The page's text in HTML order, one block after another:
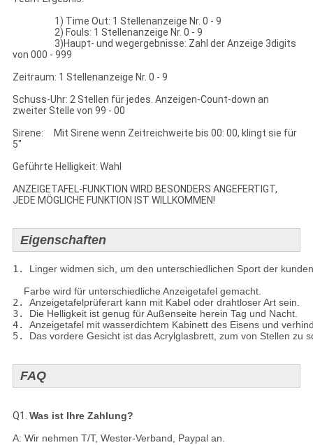
1) Time Out: 1 Stellenanzeige Nr. 0 - 9
2) Fouls: 1 Stellenanzeige Nr. 0 - 9
3)Haupt- und wegergebnisse: Zahl der Anzeige 3digits
von 000 - 999
Zeitraum: 1 Stellenanzeige Nr. 0 - 9
Schuss-Uhr: 2 Stellen für jedes. Anzeigen-Count-down an
zweiter Stelle von 99 - 00
Sirene: Mit Sirene wenn Zeitreichweite bis 00: 00, klingt sie für
5"
Geführte Helligkeit: Wahl
ANZEIGETAFEL-FUNKTION WIRD BESONDERS ANGEFERTIGT,
JEDE MÖGLICHE FUNKTION IST WILLKOMMEN!
Eigenschaften
1. Linger widmen sich, um den unterschiedlichen Sport der
    Farbe wird für unterschiedliche Anzeigetafel gemacht.
2. Anzeigetafelprüferart kann mit Kabel oder drahtloser Art sein.
3. Die Helligkeit ist genug für Außenseite herein Tag und Nacht.
4. Anzeigetafel mit wasserdichtem Kabinett des Eisens und
5. Das vordere Gesicht ist das Acrylglasbrett, zum von Stellen zu
FAQ
Q1. Was ist Ihre Zahlung?
A: Wir nehmen T/T, Wester-Verband, Paypal an.